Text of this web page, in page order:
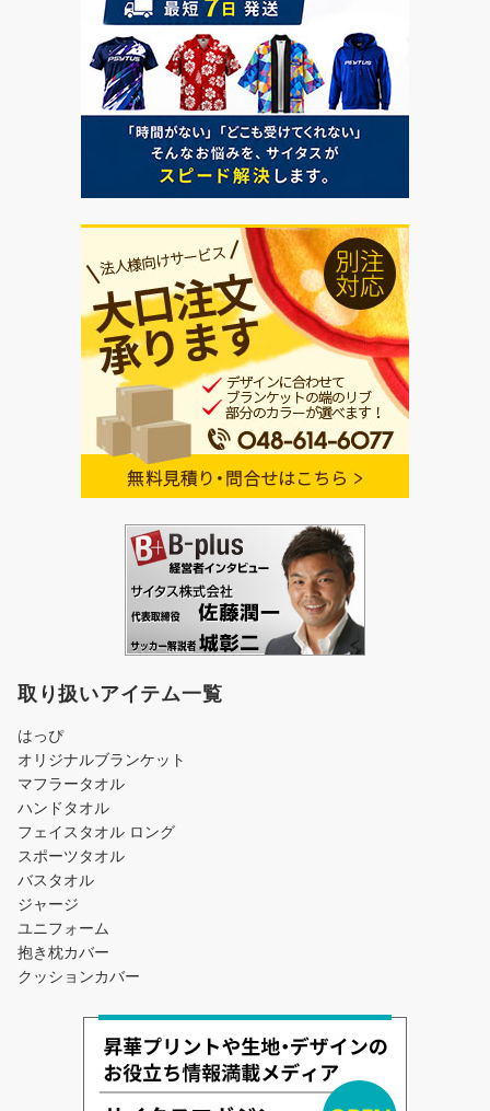
取り扱いアイテム一覧
はっぴ
オリジナルブランケット
マフラータオル
ハンドタオル
フェイスタオル ロング
スポーツタオル
バスタオル
ジャージ
ユニフォーム
抱き枕カバー
クッションカバー